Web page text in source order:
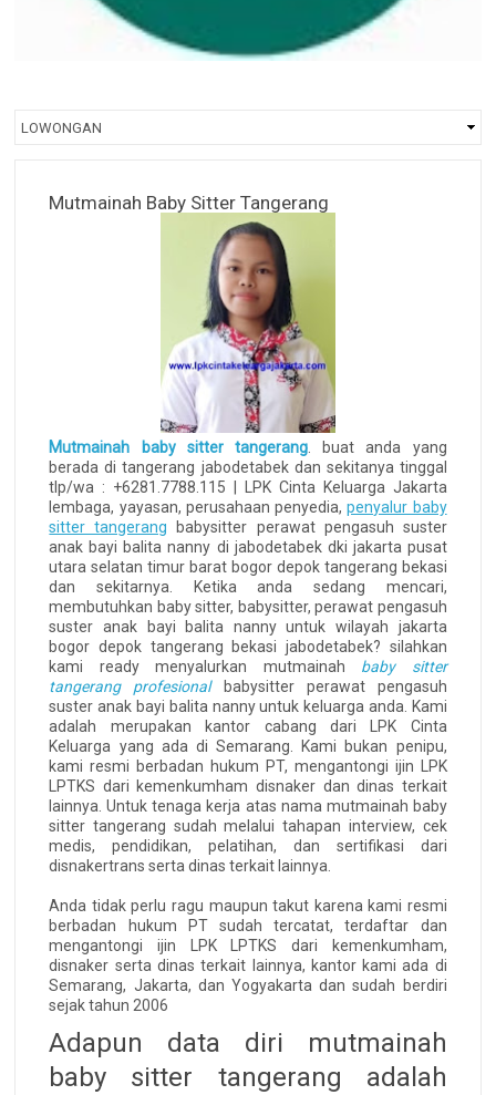
Mutmainah Baby Sitter Tangerang
Mutmainah baby sitter tangerang . buat anda yang
berada di tangerang jabodetabek dan sekitanya tinggal
tlp/wa : +6281.7788.115 | LPK Cinta Keluarga Jakarta
lembaga, yayasan, perusahaan penyedia,penyalur baby
sitter tangerang babysitter perawat pengasuh suster
anak bayi balita nanny di jabodetabek dki jakarta pusat
utara selatan timur barat bogor depok tangerang bekasi
dan sekitarnya. Ketika anda sedang mencari,
membutuhkan baby sitter, babysitter, perawat pengasuh
suster anak bayi balita nanny untuk wilayah jakarta
bogor depok tangerang bekasi jabodetabek? silahkan
kami ready menyalurkan mutmainah baby sitter
tangerang profesionalbabysitter perawat pengasuh
suster anak bayi balita nanny untuk keluarga anda. Kami
adalah merupakan kantor cabang dari LPK Cinta
Keluarga yang ada di Semarang. Kami bukan penipu,
kami resmi berbadan hukum PT, mengantongi ijin LPK
LPTKS dari kemenkumham disnaker dan dinas terkait
lainnya. Untuk tenaga kerja atas nama mutmainah baby
sitter tangerang sudah melalui tahapan interview, cek
medis, pendidikan, pelatihan, dan sertifikasi dari
disnakertrans serta dinas terkait lainnya.
Anda tidak perlu ragu maupun takut karena kami resmi
berbadan hukum PT sudah tercatat, terdaftar dan
mengantongi ijin LPK LPTKS dari kemenkumham,
disnaker serta dinas terkait lainnya, kantor kami ada di
Semarang, Jakarta, dan Yogyakarta dan sudah berdiri
sejak tahun 2006
Adapun data diri mutmainah
baby sitter tangerang adalah